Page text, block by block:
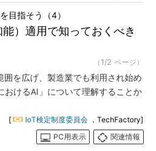
）適用で知っておくべき
目指そう（4）
（1/2 ページ）
を広げ、製造業でも利用され始め
おけるAI」について理解することか
[ IoT検定制度委員会 ，TechFactory]
PC用表示
関連情報